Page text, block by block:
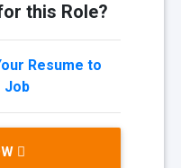
this Role?
Resume to
Job